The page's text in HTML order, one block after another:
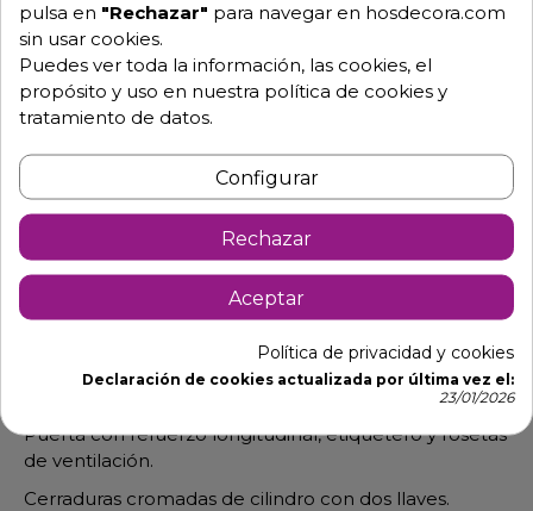
Descripción Detalles de producto
Taquilla vestuarios diseñadas para áreas de
almacenamiento de personal.
Laterales, tapes-travesaño y puerta fabricados en
chapa de acero laminado en frío.
Color estándar: Cuerpo gris RAL 7035 y puerta azul
RAL 5010.
Fondo y bandeja interior en acero galvanizado no
pintado.
Puertas con doble plegado perimetral
Puerta con refuerzo longitudinal, etiquetero y rosetas
de ventilación.
Cerraduras cromadas de cilindro con dos llaves.
pulsa en "Rechazar" para navegar en hosdecora.com
sin usar cookies.
Puedes ver toda la información, las cookies, el
propósito y uso en nuestra política de cookies y
tratamiento de datos.
Configurar
Rechazar
Aceptar
Política de privacidad y cookies
Declaración de cookies actualizada por última vez el:
23/01/2026